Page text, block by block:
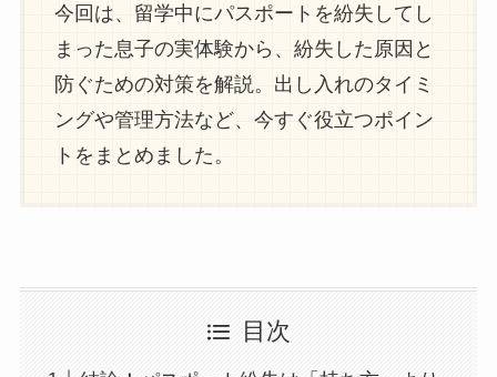
今回は、留学中にパスポートを紛失してし
まった息子の実体験から、紛失した原因と
防ぐための対策を解説。出し入れのタイミ
ングや管理方法など、今すぐ役立つポイン
トをまとめました。
目次